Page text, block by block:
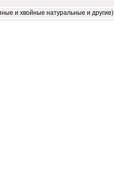
и хвойные натуральные и другие)